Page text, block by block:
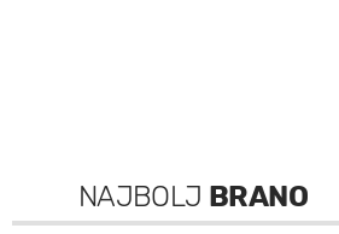
NAJBOLJ BRANO